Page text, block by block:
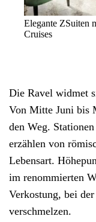
Elegante ZSuiten
Cruises
Die Ravel widmet
Von Mitte Juni bis
den Weg.
erzählen von
Lebensart.
im renommierten
Verkostung, bei
verschmelzen.